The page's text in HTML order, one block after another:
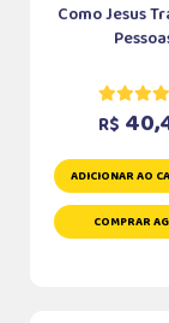
Como Jesus
R$
ADICIONAR AO
COMPRAR